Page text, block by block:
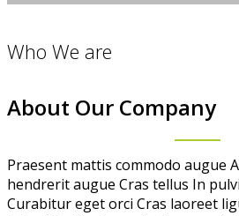
Who We are
About Our Company
Praesent mattis commodo augue
hendrerit augue Cras tellus In
Curabitur eget orci Cras laoreet